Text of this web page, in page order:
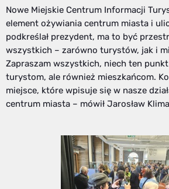
Nowe Miejskie Centrum Informacji
element ożywiania centrum miasta i
podkreślał prezydent, ma to być
wszystkich – zarówno turystów, jak i
Zapraszam wszystkich, niech ten
turystom, ale również mieszkańcom.
miejsce, które wpisuje się w nasze
centrum miasta – mówił Jarosław